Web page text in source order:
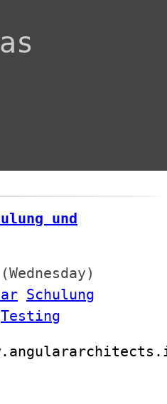
und
Schulung
Testing